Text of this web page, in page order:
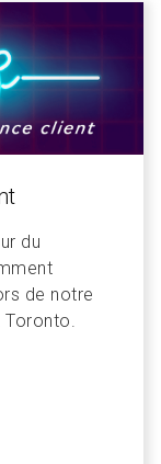
du
de notre
Toronto.